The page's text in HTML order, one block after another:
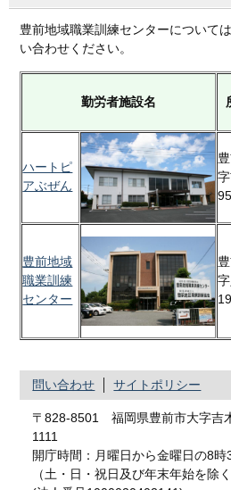
豊前地域職業訓練センターについて
い合わせください。
勤労者施設名
ハートピ
アぶぜん
豊前地域
職業訓練
センター
問い合わせ サイトポリシー
〒828-8501 福岡県豊前市大字
1111
開庁時間：月曜日から金曜日の8
（土・日・祝日及び年末年始を除く